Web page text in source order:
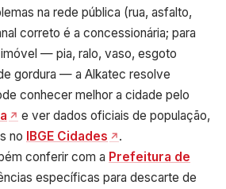
na rede pública (rua, asfalto,
correto é a concessionária; para
— pia, ralo, vaso, esgoto
gordura — a Alkatec resolve
conhecer melhor a cidade pelo
e ver dados oficiais de população,
no IBGE Cidades
.
conferir com a Prefeitura de
específicas para descarte de